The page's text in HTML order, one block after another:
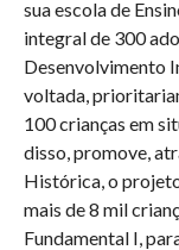
sua escola de
integral de 300
Desenvolvimento
voltada,
100 crianças em
disso, promove,
Histórica, o
mais de 8 mil
Fundamental I,